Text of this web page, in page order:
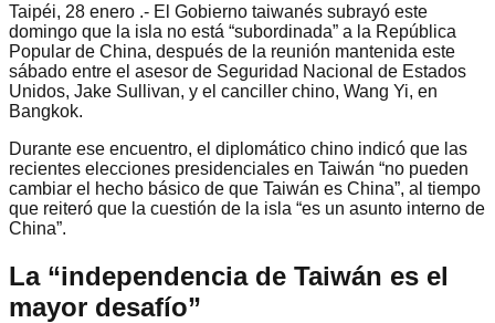
Taipéi, 28 enero .- El Gobierno taiwanés subrayó este
domingo que la isla no está “subordinada” a la República
Popular de China, después de la reunión mantenida este
sábado entre el asesor de Seguridad Nacional de Estados
Unidos, Jake Sullivan, y el canciller chino, Wang Yi, en
Bangkok.
Durante ese encuentro, el diplomático chino indicó que las
recientes elecciones presidenciales en Taiwán “no pueden
cambiar el hecho básico de que Taiwán es China”, al tiempo
que reiteró que la cuestión de la isla “es un asunto interno de
China”.
La “independencia de Taiwán es el
mayor desafío”